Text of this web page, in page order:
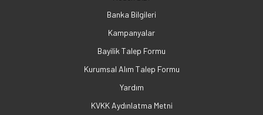
Banka Bilgileri
Kampanyalar
Bayilik Talep Formu
Kurumsal Alım Talep Formu
Yardım
KVKK Aydınlatma Metni